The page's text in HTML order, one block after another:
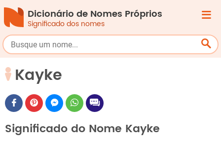
Dicionário de Nomes Próprios
Significado dos nomes
Kayke
Significado do Nome Kayke